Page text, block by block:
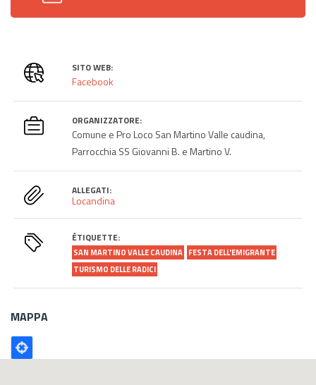
SITO WEB:
Facebook
ORGANIZZATORE:
Comune e Pro Loco San Martino Valle caudina,
Parrocchia SS Giovanni B. e Martino V.
ALLEGATI:
Locandina
ÉTIQUETTE:
SAN MARTINO VALLE CAUDINA FESTA DELL'EMIGRANTE
TURISMO DELLE RADICI
MAPPA
Poligono
GEO